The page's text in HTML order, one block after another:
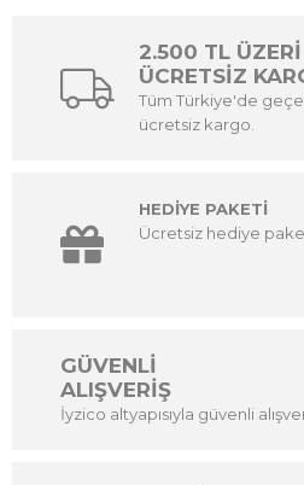
2.500 TL ÜZERİ
ÜCRETSİZ
Tüm Türkiye'de
ücretsiz kargo.
HEDİYE PAKETİ
Ücretsiz hediye
GÜVENLİ
ALIŞVERİŞ
İyzico altyapısıyla güvenli